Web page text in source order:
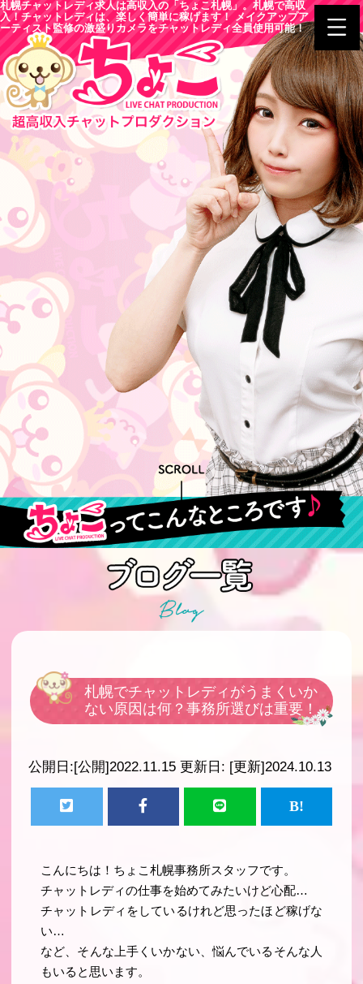
札幌チャットレディ求人は高収入の「ちょこ札幌」。札幌で高収
入！チャットレディは、楽しく簡単に稼げます！ メイクアップア
ーティスト監修の激盛りカメラをチャットレディ全員使用可能！
札幌でチャットレディがうまくいか
ない原因は何？事務所選びは重要！
公開日:[公開]2022.11.15 更新日: [更新]2024.10.13
こんにちは！ちょこ札幌事務所スタッフです。
チャットレディの仕事を始めてみたいけど心配…
チャットレディをしているけれど思ったほど稼げな
い…
など、そんな上手くいかない、悩んでいるそんな人
もいると思います。